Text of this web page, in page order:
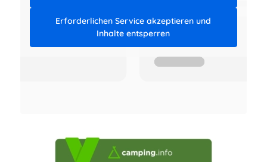
Erforderlichen Service akzeptieren und
Inhalte entsperren